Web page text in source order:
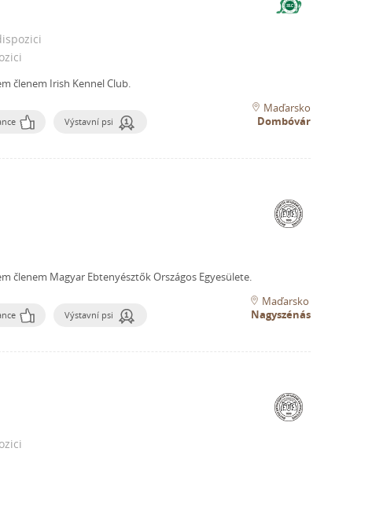
členem Irish Kennel Club.
Výstavní psi
Maďarsko
Dombóvár
členem Magyar Ebtenyésztők Országos Egyesülete.
Výstavní psi
Maďarsko
Nagyszénás